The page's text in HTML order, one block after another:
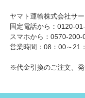
ヤマト運輸株式会社サ
固定電話から：0120-
スマホから：0570-200-
営業時間：08：00～21
※代金引換のご注文、発